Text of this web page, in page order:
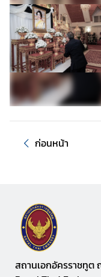
ค
ว
า
ม
ม
-
ส
ห
รั
ฐ
ก่อนหน้า
สถานเอกอัครราชทูต